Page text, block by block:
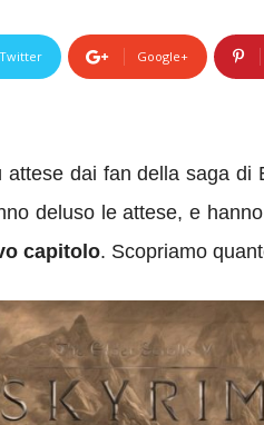
Twitter Google+
dai fan della saga
deluso le attese, e
capitolo. Scopriamo